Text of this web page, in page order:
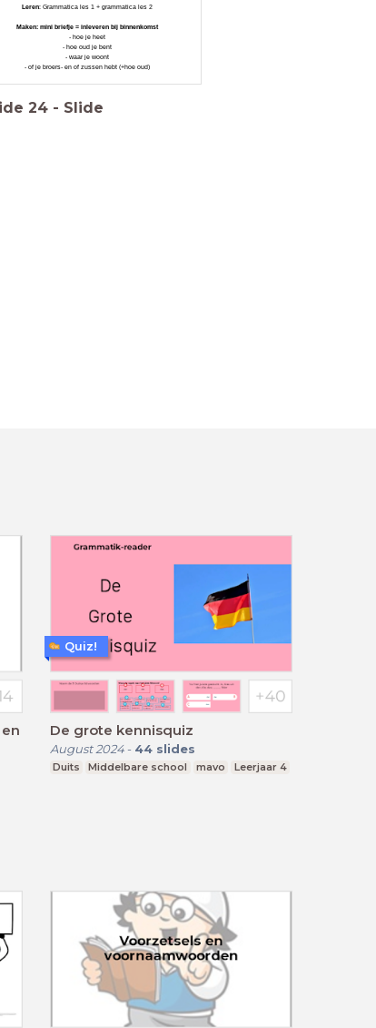
Leren: Grammatica les 1 + grammatica les 2
Maken: mini briefje = inleveren bij binnenkomst
- hoe je heet
- hoe oud je bent
- waar je woont
- of je broers- en of zussen hebt (+hoe oud)
24 - Slide
De grote kennisquiz
August 2024- 44 slides
Duits Middelbare school mavo Leerjaar 4
Quiz!